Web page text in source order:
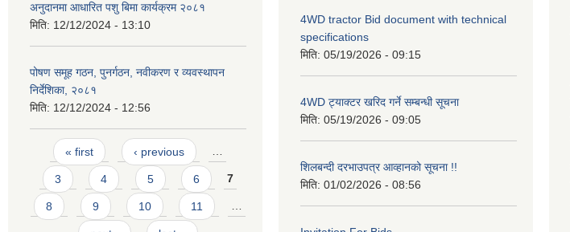
अनुदानमा आधारित पशु बिमा कार्यक्रम २०८१
मिति: 12/12/2024 - 13:10
पोषण समूह गठन, पुनर्गठन, नवीकरण र व्यवस्थापन
निर्देशिका, २०८१
मिति: 12/12/2024 - 12:56
Pages
« first ‹ previous …
3 4 5 6 7
8 9 10 11 …
4WD tractor Bid document with technical
specifications
मिति: 05/19/2026 - 09:15
4WD ट्याक्टर खरिद गर्ने सम्बन्धी सूचना
मिति: 05/19/2026 - 09:05
शिलबन्दी दरभाउपत्र आव्हानको सूचना !!
मिति: 01/02/2026 - 08:56